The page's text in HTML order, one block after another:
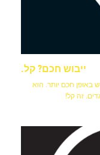
ייבוש חכם? קל.
חכם יותר. הוא
זה קל!